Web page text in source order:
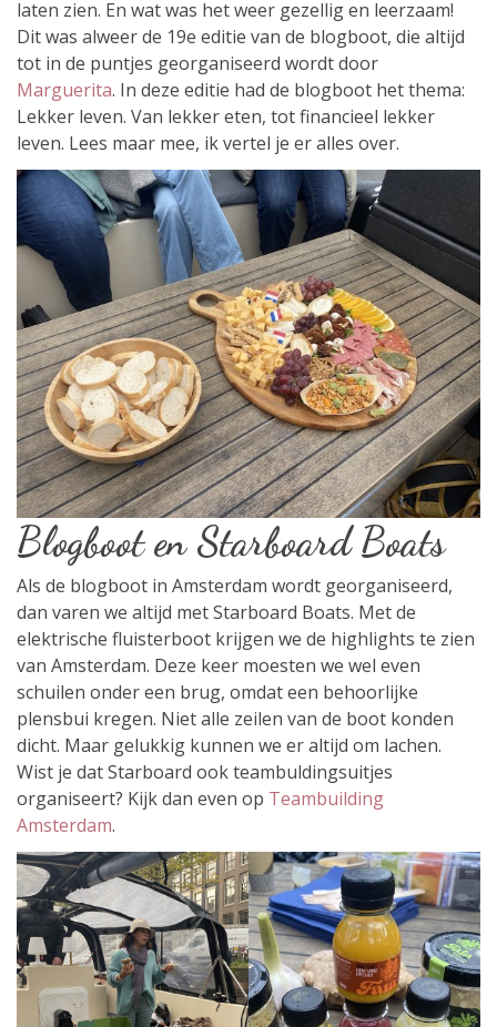
laten zien. En wat was het weer gezellig en leerzaam!
Dit was alweer de 19e editie van de blogboot, die altijd
tot in de puntjes georganiseerd wordt door
Marguerita. In deze editie had de blogboot het thema:
Lekker leven. Van lekker eten, tot financieel lekker
leven. Lees maar mee, ik vertel je er alles over.
Blogboot en Starboard Boats
Als de blogboot in Amsterdam wordt georganiseerd,
dan varen we altijd met Starboard Boats. Met de
elektrische fluisterboot krijgen we de highlights te zien
van Amsterdam. Deze keer moesten we wel even
schuilen onder een brug, omdat een behoorlijke
plensbui kregen. Niet alle zeilen van de boot konden
dicht. Maar gelukkig kunnen we er altijd om lachen.
Wist je dat Starboard ook teambuldingsuitjes
organiseert? Kijk dan even op Teambuilding
Amsterdam.